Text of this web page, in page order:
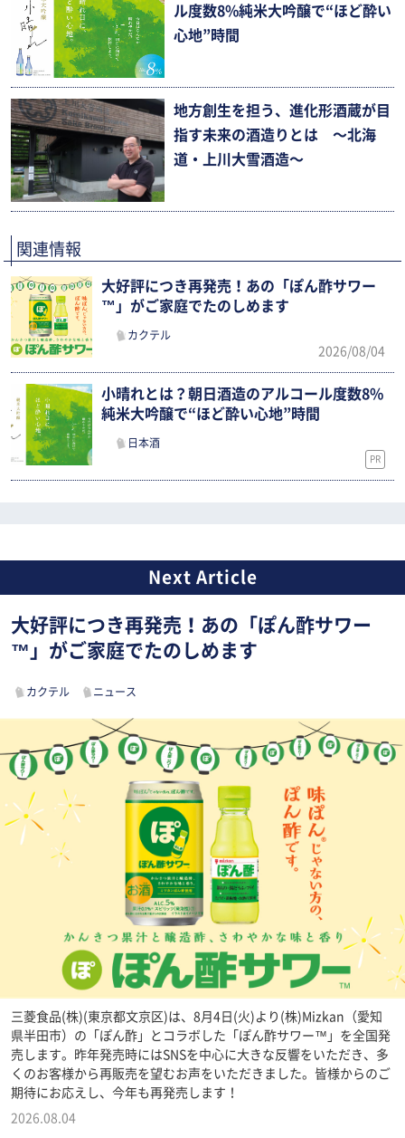
ル度数8%純米大吟醸で“ほど酔い
心地”時間
地方創生を担う、進化形酒蔵が目
指す未来の酒造りとは 〜北海
道・上川大雪酒造〜
関連情報
大好評につき再発売！あの「ぽん酢サワー
™」がご家庭でたのしめます
カクテル
2026/08/04
小晴れとは？朝日酒造のアルコール度数8%
純米大吟醸で“ほど酔い心地”時間
日本酒
PR
大好評につき再発売！あの「ぽん酢サワー
™」がご家庭でたのしめます
カクテル ニュース
三菱食品(株)(東京都文京区)は、8月4日(火)より(株)Mizkan（愛知
県半田市）の「ぽん酢」とコラボした「ぽん酢サワー™」を全国発
売します。昨年発売時にはSNSを中心に大きな反響をいただき、多
くのお客様から再販売を望むお声をいただきました。皆様からのご
期待にお応えし、今年も再発売します！
2026.08.04